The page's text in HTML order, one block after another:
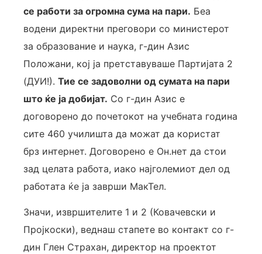
се работи за огромна сума на пари. Беа
водени директни преговори со министерот
за образование и наука, г-дин Азис
Положани, кој ја претставуваше Партијата 2
(ДУИ!). Тие се задоволни од сумата на пари
што ќе ја добијат. Со г-дин Азис е
договорено до почетокот на учебната година
сите 460 училишта да можат да користат
брз интернет. Договорено е Он.нет да стои
зад целата работа, иако најголемиот дел од
работата ќе ја заврши МакТел.
Значи, извршителите 1 и 2 (Ковачевски и
Пројкоски), веднаш стапете во контакт со г-
дин Глен Страхан, директор на проектот